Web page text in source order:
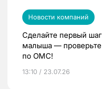
Новости компаний
Сделайте первый
малыша — проверьте
по ОМС!
13:10 / 23.07.26